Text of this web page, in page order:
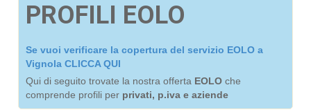
PROFILI EOLO
Se vuoi verificare la copertura del servizio EOLO a
Vignola CLICCA QUI
Qui di seguito trovate la nostra offerta EOLO che
comprende profili per privati, p.iva e aziende